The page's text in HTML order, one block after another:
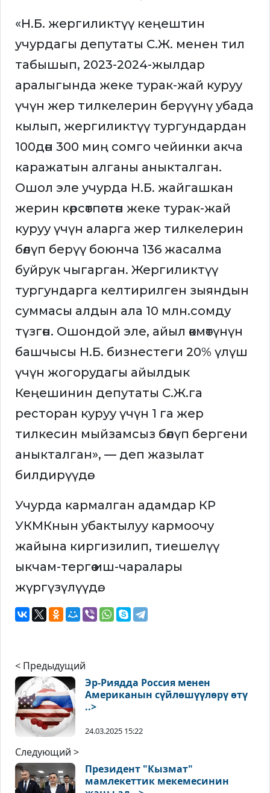
«Н.Б. жергиликтүү кеңештин
учурдагы депутаты С.Ж. менен тил
табышып, 2023-2024-жылдар
аралыгында жеке турак-жай куруу
үчүн жер тилкелерин берүүнү убада
кылып, жергиликтүү тургундардан
100дөн 300 миң сомго чейинки акча
каражатын алганы аныкталган.
Ошол эле учурда Н.Б. жайгашкан
жерин көрсөтпөстөн жеке турак-жай
куруу үчүн аларга жер тилкелерин
бөлүп берүү боюнча 136 жасалма
буйрук чыгарган. Жергиликтүү
тургундарга келтирилген зыяндын
суммасы алдын ала 10 млн.сомду
түзгөн. Ошондой эле, айыл өкмөтүнүн
башчысы Н.Б. бизнестеги 20% үлүш
үчүн жогорудагы айылдык
Кеңешинин депутаты С.Ж.га
ресторан куруу үчүн 1 га жер
тилкесин мыйзамсыз бөлүп бергени
аныкталган», — деп жазылат
билдирүүдө.
Учурда кармалган адамдар КР
УКМКнын убактылуу кармоочу
жайына киргизилип, тиешелүү
ыкчам-тергөө иш-чаралары
жүргүзүлүүдө.
< Предыдущий
Эр-Риядда Россия менен
Американын сүйлөшүүлөрү өтү
..>
24.03.2025 15:22
Следующий >
Президент "Кызмат"
мамлекеттик мекемесинин